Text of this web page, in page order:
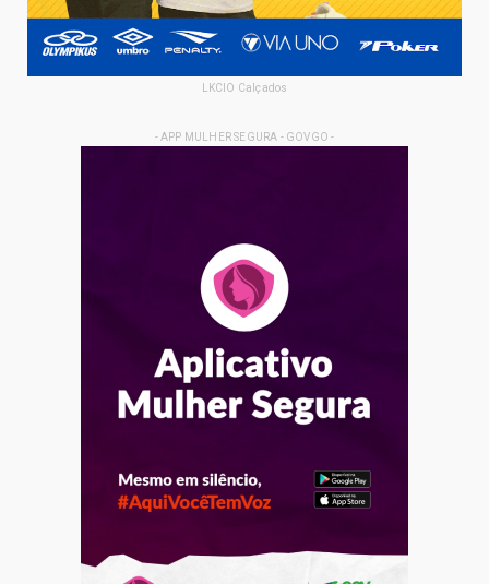
LKCIO Calçados
- APP MULHER SEGURA - GOVGO -